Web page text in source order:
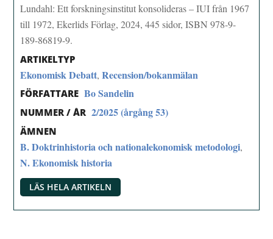
Lundahl: Ett forskningsinstitut konsolideras – IUI från 1967
till 1972, Ekerlids Förlag, 2024, 445 sidor, ISBN 978-9-
189-86819-9.
ARTIKELTYP
Ekonomisk Debatt,Recension/bokanmälan
FÖRFATTARE Bo Sandelin
NUMMER / ÅR 2/2025 (årgång 53)
ÄMNEN
B. Doktrinhistoria och nationalekonomisk metodologi,
N. Ekonomisk historia
LÄS HELA ARTIKELN